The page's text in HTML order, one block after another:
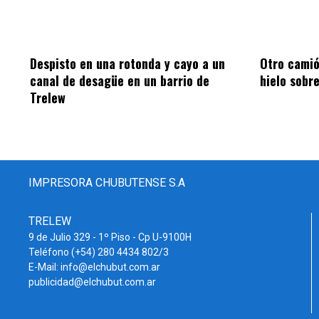
Despisto en una rotonda y cayo a un
canal de desagüe en un barrio de
Trelew
Otro
hielo
IMPRESORA CHUBUTENSE S.A
TRELEW
9 de Julio 329 - 1º Piso - Cp U-9100H
Teléfono (+54) 280 4434 802/3
E-Mail: info@elchubut.com.ar
publicidad@elchubut.com.ar